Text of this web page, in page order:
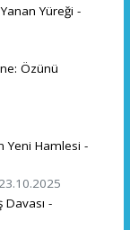
Yüreği -
Özünü
Yeni Hamlesi -
23.10.2025
Davası -